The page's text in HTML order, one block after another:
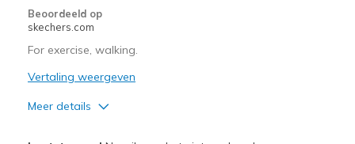
bezoeken.
Beoordeeld op
skechers.com
For exercise, walking.
Vertaling weergeven
Meer details